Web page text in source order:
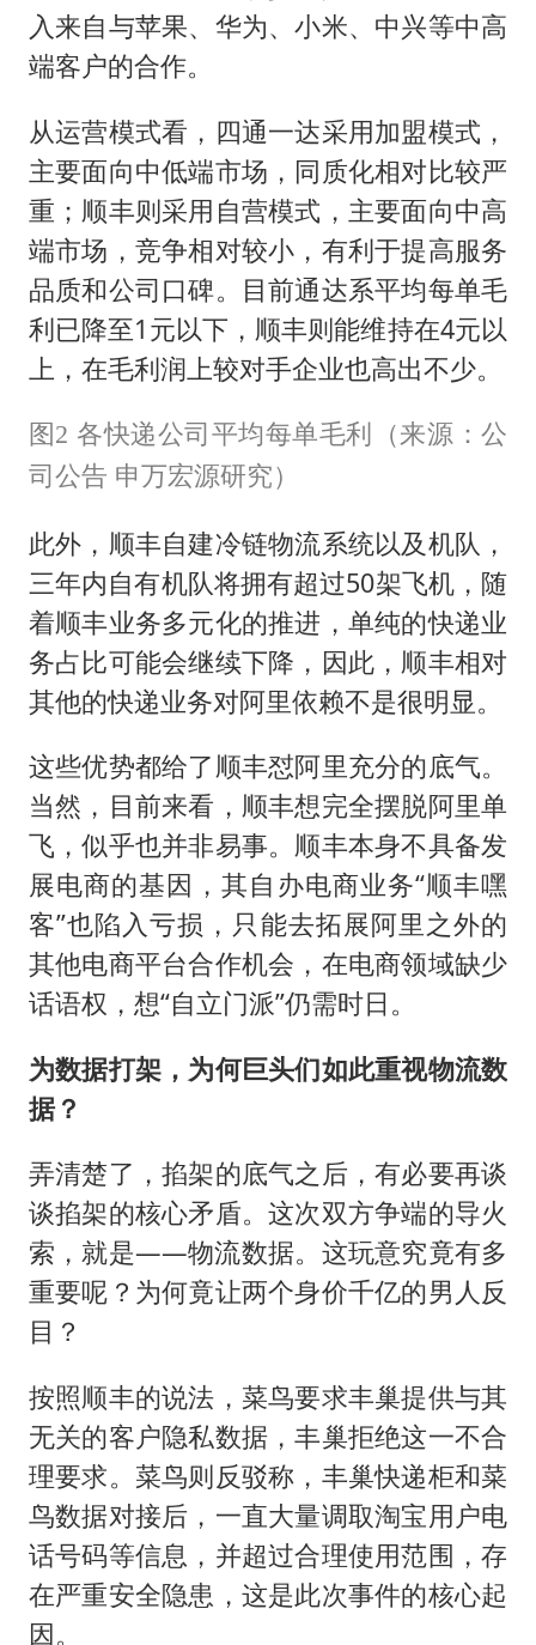
入来自与苹果、华为、小米、中兴等中高
端客户的合作。
从运营模式看，四通一达采用加盟模式，
主要面向中低端市场，同质化相对比较严
重；顺丰则采用自营模式，主要面向中高
端市场，竞争相对较小，有利于提高服务
品质和公司口碑。目前通达系平均每单毛
利已降至1元以下，顺丰则能维持在4元以
上，在毛利润上较对手企业也高出不少。
图2 各快递公司平均每单毛利（来源：公
司公告 申万宏源研究）
此外，顺丰自建冷链物流系统以及机队，
三年内自有机队将拥有超过50架飞机，随
着顺丰业务多元化的推进，单纯的快递业
务占比可能会继续下降，因此，顺丰相对
其他的快递业务对阿里依赖不是很明显。
这些优势都给了顺丰怼阿里充分的底气。
当然，目前来看，顺丰想完全摆脱阿里单
飞，似乎也并非易事。顺丰本身不具备发
展电商的基因，其自办电商业务“顺丰嘿
客”也陷入亏损，只能去拓展阿里之外的
其他电商平台合作机会，在电商领域缺少
话语权，想“自立门派”仍需时日。
为数据打架，为何巨头们如此重视物流数
据？
弄清楚了，掐架的底气之后，有必要再谈
谈掐架的核心矛盾。这次双方争端的导火
索，就是——物流数据。这玩意究竟有多
重要呢？为何竟让两个身价千亿的男人反
目？
按照顺丰的说法，菜鸟要求丰巢提供与其
无关的客户隐私数据，丰巢拒绝这一不合
理要求。菜鸟则反驳称，丰巢快递柜和菜
鸟数据对接后，一直大量调取淘宝用户电
话号码等信息，并超过合理使用范围，存
在严重安全隐患，这是此次事件的核心起
因。